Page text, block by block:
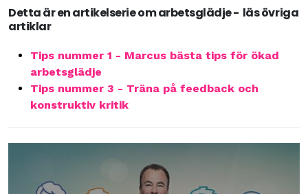
Detta är en artikelserie om arbetsglädje - läs övriga
artiklar
Tips nummer 1 - Marcus bästa tips för ökad
arbetsglädje
Tips nummer 3 - Träna på feedback och
konstruktiv kritik